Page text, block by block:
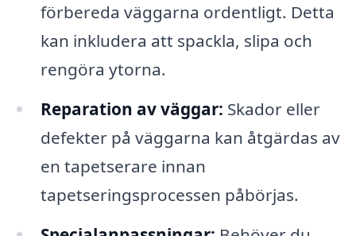
förbereda väggarna ordentligt. Detta
kan inkludera att spackla, slipa och
rengöra ytorna.
Reparation av väggar: Skador eller
defekter på väggarna kan åtgärdas av
en tapetserare innan
tapetseringsprocessen påbörjas.